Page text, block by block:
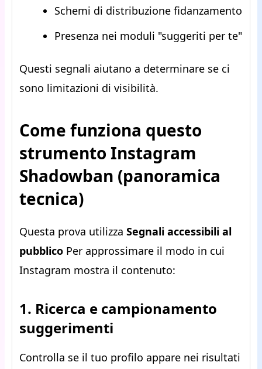
Schemi di distribuzione fidanzamento
Presenza nei moduli "suggeriti per te"
Questi segnali aiutano a determinare se ci
sono limitazioni di visibilità.
Come funziona questo
strumento Instagram
Shadowban (panoramica
tecnica)
Questa prova utilizza Segnali accessibili al
pubblico Per approssimare il modo in cui
Instagram mostra il contenuto:
1. Ricerca e campionamento
suggerimenti
Controlla se il tuo profilo appare nei risultati